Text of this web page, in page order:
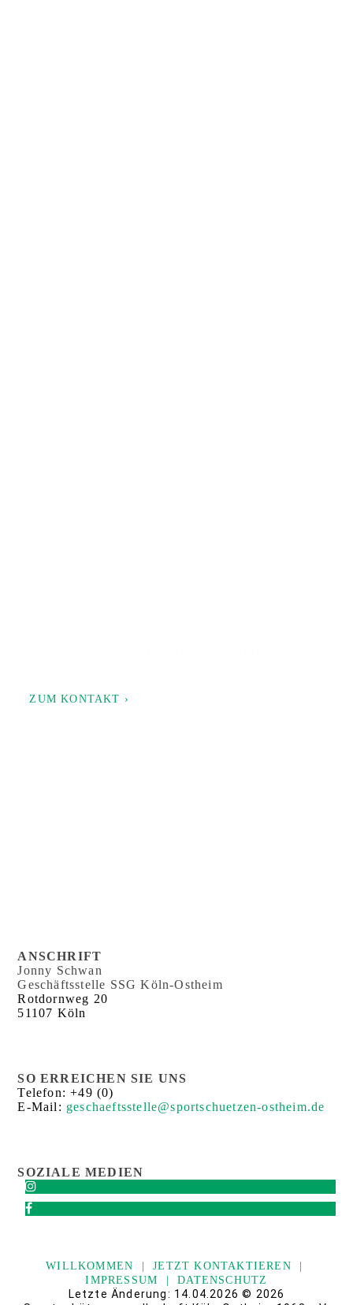
ZUM KONTAKT ›
ANSCHRIFT
Jonny Schwan
Geschäftsstelle SSG Köln-Ostheim
Rotdornweg 20
51107 Köln
SO ERREICHEN SIE UNS
Telefon: +49 (0)
E-Mail: geschaeftsstelle@sportschuetzen-ostheim.de
SOZIALE MEDIEN
WILLKOMMEN |JETZT KONTAKTIEREN
IMPRESSUM |DATENSCHUTZ
Letzte Änderung: 14.04.2026 © 2026